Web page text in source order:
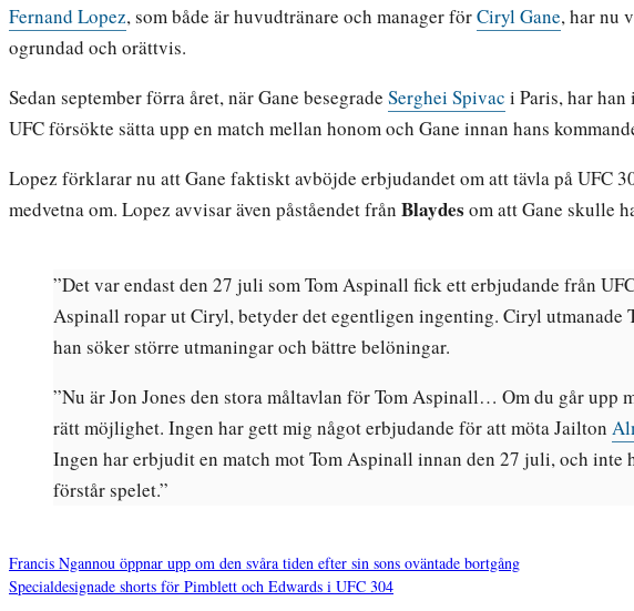
Fernand Lopez, som både är huvudtränare och manager förCiryl Gane, har nu
ogrundad och orättvis.
Sedan september förra året, när Gane besegrade Serghei Spivac i Paris, har
UFC försökte sätta upp en match mellan honom och Gane innan hans
Lopez förklarar nu att Gane faktiskt avböjde erbjudandet om att tävla på UFC
medvetna om. Lopez avvisar även påståendet från Blaydes om att Gane skulle
”Det var endast den 27 juli som Tom Aspinall fick ett erbjudande från
Aspinall ropar ut Ciryl, betyder det egentligen ingenting. Ciryl utmanade
han söker större utmaningar och bättre belöningar.
”Nu är Jon Jones den stora måltavlan för Tom Aspinall… Om du går upp
rätt möjlighet. Ingen har gett mig något erbjudande för att möta Jailton
Ingen har erbjudit en match mot Tom Aspinall innan den 27 juli, och
förstår spelet.”
Francis Ngannou öppnar upp om den svåra tiden efter sin sons oväntade bortgång
Specialdesignade shorts för Pimblett och Edwards i UFC 304